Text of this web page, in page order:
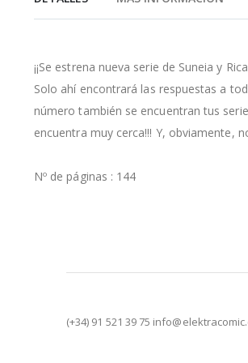
la
imágenes
¡¡Se estrena nueva serie de Suneia y
Solo ahí encontrará las respuestas a
número también se encuentran tus
encuentra muy cerca!!! Y, obviamente,
Nº de páginas : 144
(+34) 91 521 39 75